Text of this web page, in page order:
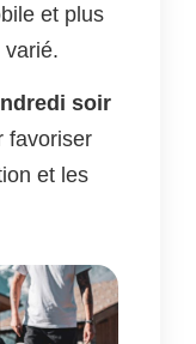
et plus
varié.
soir
favoriser
et les